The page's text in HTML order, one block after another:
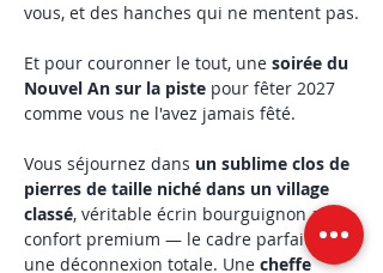
vous, et des hanches qui ne mentent pas.
Et pour couronner le tout, une soirée du
Nouvel An sur la piste pour fêter 2027
comme vous ne l'avez jamais fêté.
Vous séjournez dans un sublime clos de
pierres de taille niché dans un village
classé, véritable écrin bourguignon au
confort premium — le cadre parfait pour
une déconnexion totale. Une cheffe